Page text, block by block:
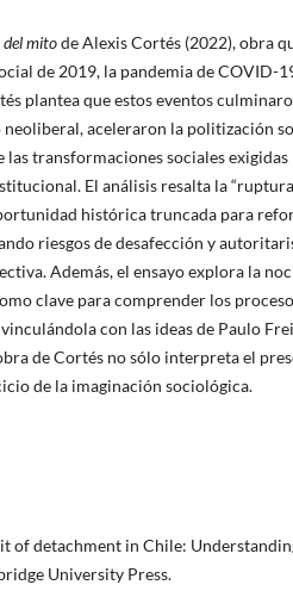
del mitode Alexis Cortés (2022), obra
de 2019, la pandemia de COVID-
plantea que estos eventos
aceleraron la politización
las transformaciones sociales
El análisis resalta la “ruptura
histórica truncada para
riesgos de desafección y
Además, el ensayo explora la
clave para comprender los
con las ideas de Paulo
de Cortés no sólo interpreta el
de la imaginación sociológica.
of detachment in Chile:
University Press.